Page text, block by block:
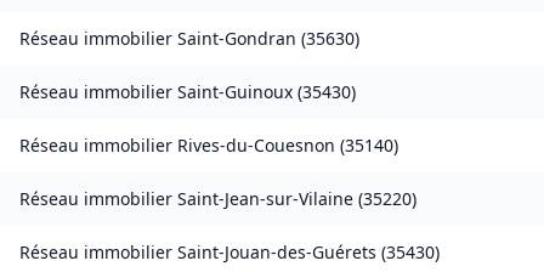
Réseau immobilier Saint-Gondran (35630)
Réseau immobilier Saint-Guinoux (35430)
Réseau immobilier Rives-du-Couesnon (35140)
Réseau immobilier Saint-Jean-sur-Vilaine (35220)
Réseau immobilier Saint-Jouan-des-Guérets (35430)